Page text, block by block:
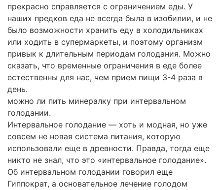
прекрасно справляется с ограничением еды. У
наших предков еда не всегда была в изобилии, и не
было возможности хранить еду в холодильниках
или ходить в супермаркеты, и поэтому организм
привык к длительным периодам голодания. Можно
сказать, что временные ограничения в еде более
естественны для нас, чем прием пищи 3-4 раза в
день.
можно ли пить минералку при интервальном
голодании.
Интервальное голодание — хоть и модная, но уже
совсем не новая система питания, которую
использовали еще в древности. Правда, тогда еще
никто не знал, что это «интервальное голодание».
Об интервальном голодании говорил еще
Гиппократ, а основательное лечение голодом